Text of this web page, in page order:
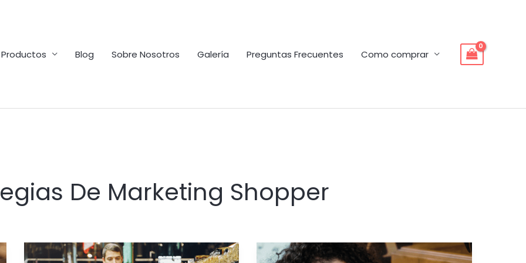
Productos
Blog Sobre Nosotros Galería Preguntas Frecuentes Como comprar
De Marketing Shopper